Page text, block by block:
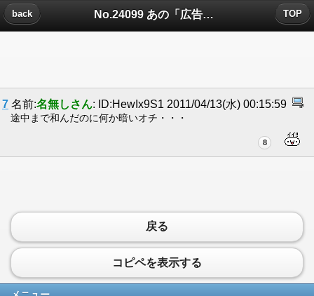
No.24099 あの「広告」は本当なのか。についたコメント
back TOP
7 名前:名無しさん: ID:HewIx9S1 2011/04/13(水) 00:15:59
途中まで和んだのに何か暗いオチ・・・
8
戻る
コピペを表示する